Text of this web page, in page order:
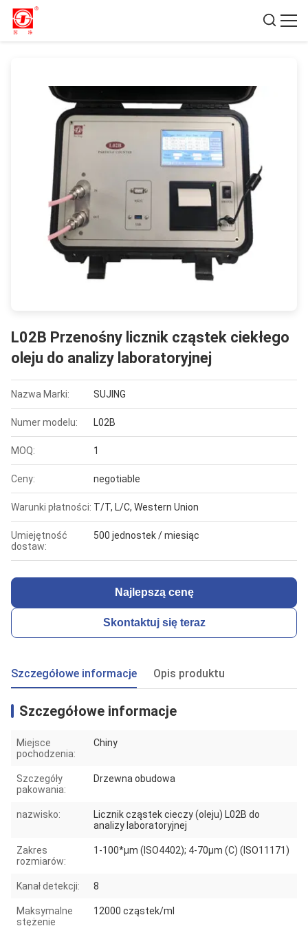
L02B Przenośny licznik cząstek ciekłego
oleju do analizy laboratoryjnej
Nazwa Marki: SUJING
Numer modelu: L02B
MOQ: 1
Ceny: negotiable
Warunki płatności: T/T, L/C, Western Union
Umiejętność
dostaw:
500 jednostek / miesiąc
Najlepszą cenę
Skontaktuj się teraz
Szczegółowe informacje Opis produktu
Szczegółowe informacje
Miejsce
pochodzenia:
Chiny
Szczegóły
pakowania:
Drzewna obudowa
nazwisko:
Licznik cząstek cieczy (oleju) L02B do
analizy laboratoryjnej
Zakres
rozmiarów:
1-100*μm (ISO4402); 4-70μm (C) (ISO11171)
Kanał detekcji: 8
Maksymalne
stężenie
12000 cząstek/ml